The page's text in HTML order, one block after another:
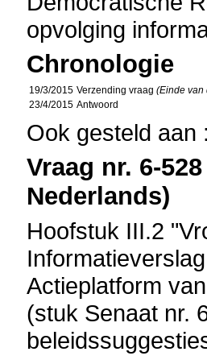
opvolging
Chronologie
19/3/2015 Verzending vraag(Einde van
23/4/2015 Antwoord
Ook gesteld
Vraag nr. 6-
Nederlands)
Hoofstuk III.2
Actieplatform
(stuk Senaat nr.